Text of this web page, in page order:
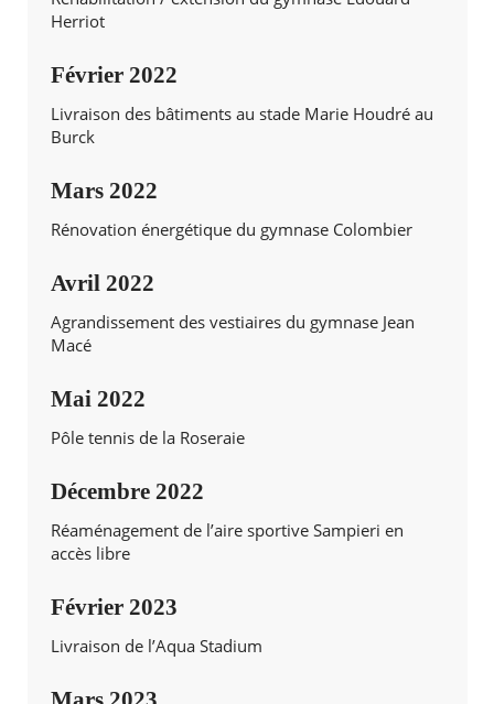
Herriot
Février 2022
Livraison des bâtiments au stade Marie Houdré au
Burck
Mars 2022
Rénovation énergétique du gymnase Colombier
Avril 2022
Agrandissement des vestiaires du gymnase Jean
Macé
Mai 2022
Pôle tennis de la Roseraie
Décembre 2022
Réaménagement de l’aire sportive Sampieri en
accès libre
Février 2023
Livraison de l’Aqua Stadium